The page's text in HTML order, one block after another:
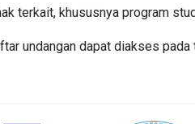
terkait, khususnya program
undangan dapat diakses pada